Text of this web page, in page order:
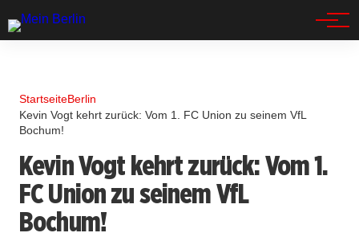
StartseiteBerlin
Kevin Vogt kehrt zurück: Vom 1. FC Union zu seinem VfL
Bochum!
Kevin Vogt kehrt zurück: Vom 1.
FC Union zu seinem VfL
Bochum!